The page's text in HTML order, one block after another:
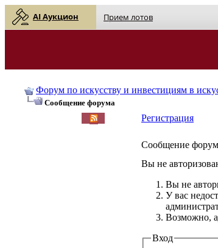
AI Аукцион Прием лотов
Форум по искусству и инвестициям в
Сообщение форума
Регистрация
Сообщение
Вы не
Вы не
У вас
Возможно,
Вход